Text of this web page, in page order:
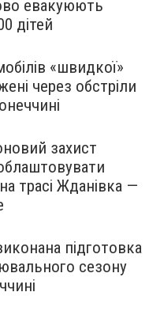
евакуюють
дітей
«швидкої»
через обстріли
захист
трасі Жданівка —
підготовка
сезону